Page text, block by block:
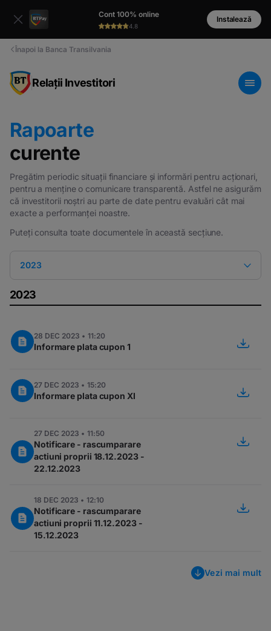
Cont 100% online
4.8
Instalează
Înapoi la Banca Transilvania
Relații Investitori
Rapoarte
curente
Pregătim periodic situații financiare și informări pentru acționari,
pentru a menține o comunicare transparentă. Astfel ne asigurăm
că investitorii noștri au parte de date pentru evaluări cât mai
exacte a performanței noastre.
Puteți consulta toate documentele în această secțiune.
2023
2023
28 DEC 2023 • 11:20
Informare plata cupon 1
27 DEC 2023 • 15:20
Informare plata cupon XI
27 DEC 2023 • 11:50
Notificare - rascumparare
actiuni proprii 18.12.2023 -
22.12.2023
18 DEC 2023 • 12:10
Notificare - rascumparare
actiuni proprii 11.12.2023 -
15.12.2023
Vezi mai mult